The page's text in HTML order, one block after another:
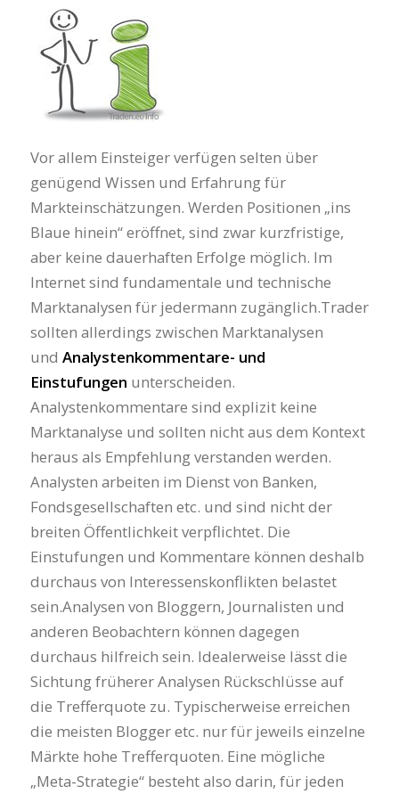
Vor allem Einsteiger verfügen selten über
genügend Wissen und Erfahrung für
Markteinschätzungen. Werden Positionen „ins
Blaue hinein“ eröffnet, sind zwar kurzfristige,
aber keine dauerhaften Erfolge möglich. Im
Internet sind fundamentale und technische
Marktanalysen für jedermann zugänglich.Trader
sollten allerdings zwischen Marktanalysen
und Analystenkommentare- und
Einstufungen unterscheiden.
Analystenkommentare sind explizit keine
Marktanalyse und sollten nicht aus dem Kontext
heraus als Empfehlung verstanden werden.
Analysten arbeiten im Dienst von Banken,
Fondsgesellschaften etc. und sind nicht der
breiten Öffentlichkeit verpflichtet. Die
Einstufungen und Kommentare können deshalb
durchaus von Interessenskonflikten belastet
sein.Analysen von Bloggern, Journalisten und
anderen Beobachtern können dagegen
durchaus hilfreich sein. Idealerweise lässt die
Sichtung früherer Analysen Rückschlüsse auf
die Trefferquote zu. Typischerweise erreichen
die meisten Blogger etc. nur für jeweils einzelne
Märkte hohe Trefferquoten. Eine mögliche
„Meta-Strategie“ besteht also darin, für jeden